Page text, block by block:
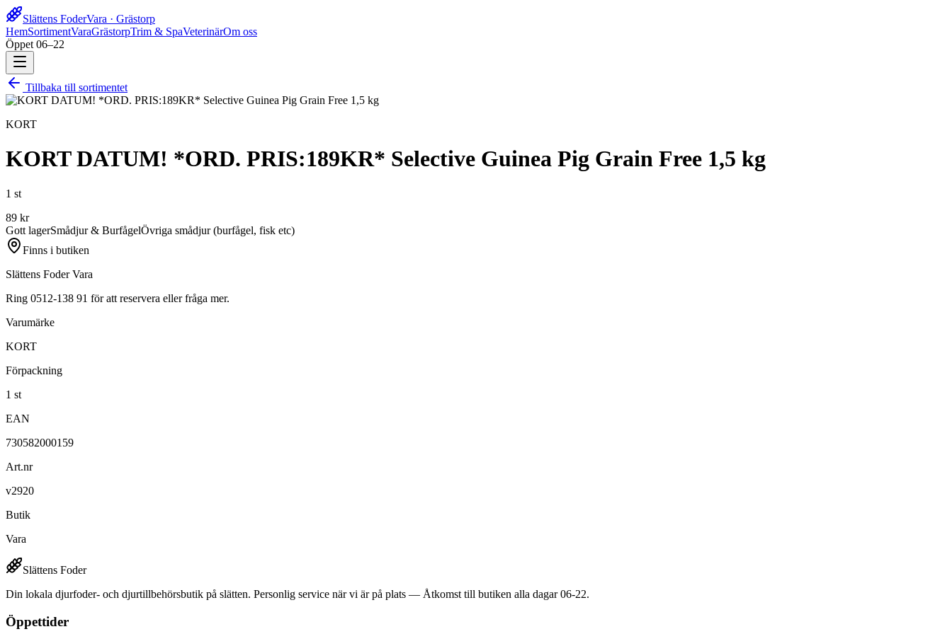
Slättens FoderVara · Grästorp
HemSortimentVaraGrästorpTrim & SpaVeterinärOm oss
Öppet 06–22
Tillbaka till sortimentet
KORT
KORT DATUM! *ORD. PRIS:189KR* Selective Guinea Pig Grain Free 1,5 kg
1 st
89 kr
Gott lagerSmådjur & BurfågelÖvriga smådjur (burfågel, fisk etc)
Finns i butiken
Slättens Foder Vara
Ring 0512-138 91 för att reservera eller fråga mer.
Varumärke
KORT
Förpackning
1 st
EAN
730582000159
Art.nr
v2920
Butik
Vara
Slättens Foder
Din lokala djurfoder- och djurtillbehörsbutik på slätten. Personlig service när vi är på plats — Åtkomst till butiken alla dagar 06-22.
Öppettider